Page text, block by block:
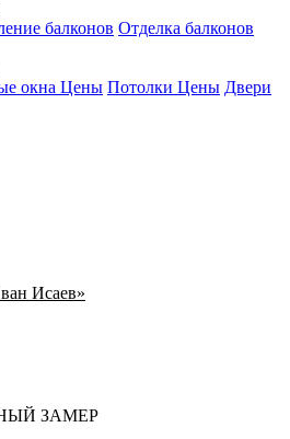
балконов Отделка балконов
окна Цены Потолки Цены Двери
Исаев»
ЗАМЕР